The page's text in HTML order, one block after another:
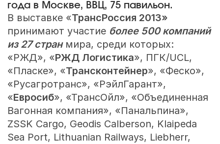
года в Москве, ВВЦ, 75 павильон.
В выставке «ТрансРоссия 2013»
принимают участие более 500 компаний
из 27 странмира, среди которых:
«РЖД», «РЖД Логистика», ПГК/UCL,
«Пласке», «Трансконтейнер», «Феско»,
«Русагротранс», «РэйлГарант»,
«Евросиб», «ТрансОйл», «Объединенная
Вагонная компания», «Панальпина»,
ZSSK Cargo, Geodis Calberson, Klaipeda
Sea Port, Lithuanian Railways, Liebherr,